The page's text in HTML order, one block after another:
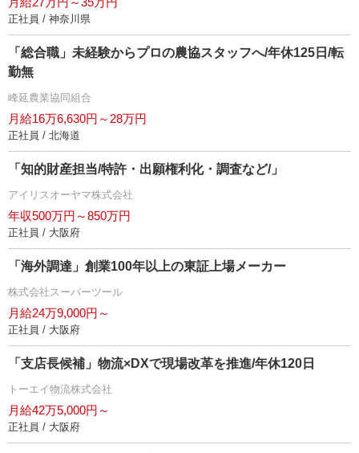
正社員 / 神奈川県
「総合職」未経験からプロの農協スタッフへ/年休125日/転
勤無
峰延農業協同組合
月給16万6,630円～28万円
正社員 / 北海道
「知的財産担当/特許・出願権利化・調査など/」
アイリスオーヤマ株式会社
年収500万円～850万円
正社員 / 大阪府
「海外調達」創業100年以上の東証上場メーカー
株式会社スーパーツール
月給24万9,000円～
正社員 / 大阪府
「支店長候補」物流×DXで現場改革を推進/年休120日
トーエイ物流株式会社
月給42万5,000円～
正社員 / 大阪府